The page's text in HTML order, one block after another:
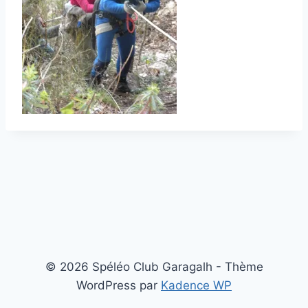
© 2026 Spéléo Club Garagalh - Thème
WordPress par Kadence WP